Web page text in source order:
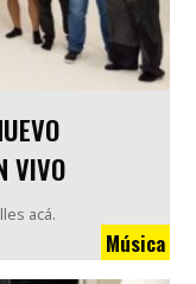
VIVO
acá.
Música